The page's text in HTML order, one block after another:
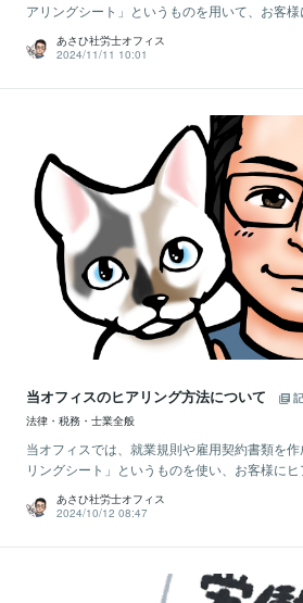
アリングシート」というものを用いて、お客
あさひ社労士オフィス
2024/11/11 10:01
当オフィスのヒアリング方法について
法律・税務・士業全般
当オフィスでは、就業規則や雇用契約書類を
リングシート」というものを使い、お客様に
あさひ社労士オフィス
2024/10/12 08:47